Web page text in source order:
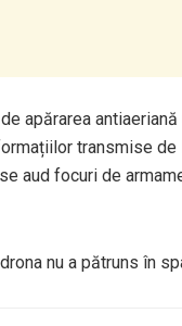
apărarea
transmise
aud focuri de
nu a pătruns în